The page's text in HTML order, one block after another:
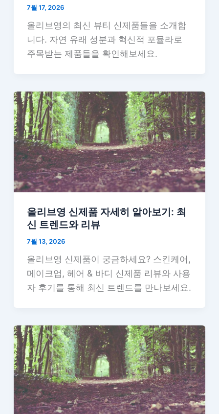
7월 17, 2026
올리브영의 최신 뷰티 신제품들을 소개합
니다. 자연 유래 성분과 혁신적 포뮬라로
주목받는 제품들을 확인해보세요.
올리브영 신제품 자세히 알아보기: 최
신 트렌드와 리뷰
7월 13, 2026
올리브영 신제품이 궁금하세요? 스킨케어,
메이크업, 헤어 & 바디 신제품 리뷰와 사용
자 후기를 통해 최신 트렌드를 만나보세요.